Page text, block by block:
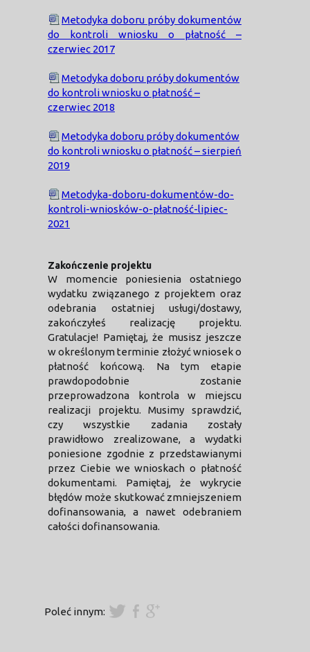
Metodyka doboru próby dokumentów
do kontroli wniosku o płatność –
czerwiec 2017
Metodyka doboru próby dokumentów
do kontroli wniosku o płatność –
czerwiec 2018
Metodyka doboru próby dokumentów
do kontroli wniosku o płatność – sierpień
2019
Metodyka-doboru-dokumentów-do-
kontroli-wniosków-o-płatność-lipiec-
2021
Zakończenie projektu
W momencie poniesienia ostatniego
wydatku związanego z projektem oraz
odebrania ostatniej usługi/dostawy,
zakończyłeś realizację projektu.
Gratulacje! Pamiętaj, że musisz jeszcze
w określonym terminie złożyć wniosek o
płatność końcową. Na tym etapie
prawdopodobnie zostanie
przeprowadzona kontrola w miejscu
realizacji projektu. Musimy sprawdzić,
czy wszystkie zadania zostały
prawidłowo zrealizowane, a wydatki
poniesione zgodnie z przedstawianymi
przez Ciebie we wnioskach o płatność
dokumentami. Pamiętaj, że wykrycie
błędów może skutkować zmniejszeniem
dofinansowania, a nawet odebraniem
całości dofinansowania.
Poleć innym: